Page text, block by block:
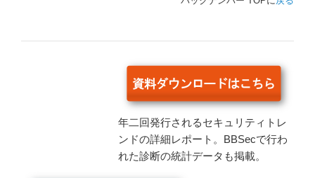
年二回発行されるセキュリティトレ
ンドの詳細レポート。BBSecで行わ
れた診断の統計データも掲載。